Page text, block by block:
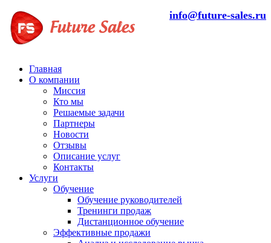
info@future-sales.ru
Главная
О компании
Миссия
Кто мы
Решаемые задачи
Партнеры
Новости
Отзывы
Описание услуг
Контакты
Услуги
Обучение
Обучение руководителей
Тренинги продаж
Дистанционное обучение
Эффективные продажи